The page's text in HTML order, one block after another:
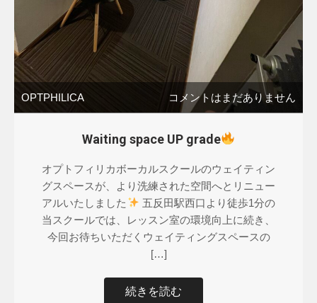
OPTPHILICA コメントはまだありません
Waiting space UP grade
オプトフィリカボーカルスクールのウェイティン
グスペースが、より洗練された空間へとリニュー
アルいたしました
五反田駅西口より徒歩1分の
当スクールでは、レッスン室の環境向上に続き、
今回お待ちいただくウェイティングスペースの
[…]
続きを読む